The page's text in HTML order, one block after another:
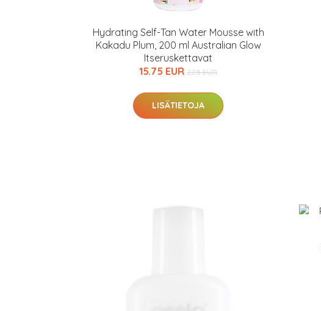
Hydrating Self-Tan Water Mousse with
Kakadu Plum, 200 ml Australian Glow
Itseruskettavat
15.75 EUR 22.5 EUR
LISÄTIETOJA